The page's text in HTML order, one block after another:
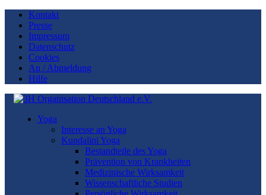
Kontakt
Presse
Impressum
Datenschutz
Cookies
An / Abmeldung
Hilfe
Yoga
Interesse an Yoga
Kundalini Yoga
Bestandteile des Yoga
Prävention von Krankheiten
Medizinische Wirksamkeit
Wissenschaftliche Studien